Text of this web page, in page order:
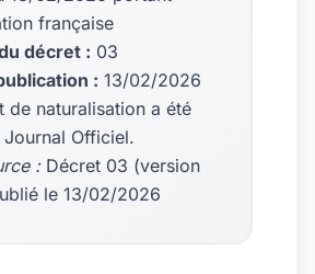
française
décret : 03
: 13/02/2026
de naturalisation a été
Officiel.
:Décret 03 (version
le 13/02/2026